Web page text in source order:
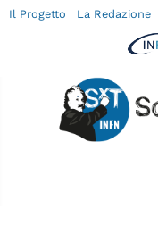
Il Progetto La Redazione